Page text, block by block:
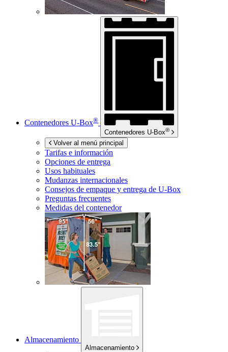
Contenedores U-Box®
Contenedores U-Box®
Volver al menú principal
Tarifas e información
Opciones de entrega
Usos habituales
Mudanzas internacionales
Consejos de empaque y entrega de U-Box
Preguntas frecuentes
Medidas del contenedor
Almacenamiento
Almacenamiento